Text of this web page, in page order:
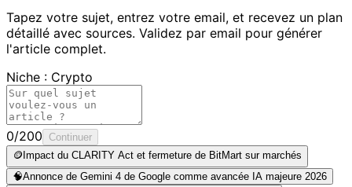
Tapez votre sujet, entrez votre email, et recevez un plan
détaillé avec sources. Validez par email pour générer
l'article complet.
Niche : Crypto
0/200
Continuer
🪙 Impact du CLARITY Act et fermeture de BitMart sur marchés
🧠Annonce de Gemini 4 de Google comme avancée IA majeure 2026